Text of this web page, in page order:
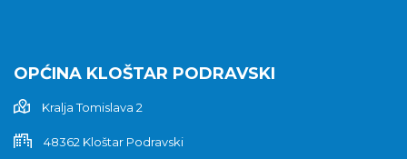
OPĆINA KLOŠTAR PODRAVSKI
Kralja Tomislava 2
48362 Kloštar Podravski